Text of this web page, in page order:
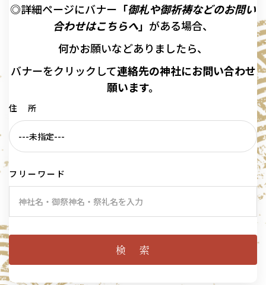
◎詳細ページにバナー 「御札や御祈祷などのお問い
合わせはこちらへ」 がある場合、
何かお願いなどありましたら、
バナーをクリックして連絡先の神社にお問い合わせ
願います。
住 所
フリーワード